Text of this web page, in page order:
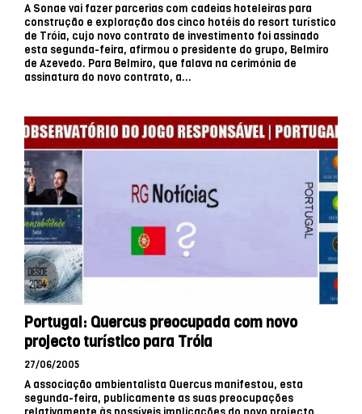
A Sonae vai fazer parcerias com cadeias hoteleiras para
construção e exploração dos cinco hotéis do resort turístico
de Tróia, cujo novo contrato de investimento foi assinado
esta segunda-feira, afirmou o presidente do grupo, Belmiro
de Azevedo. Para Belmiro, que falava na cerimónia de
assinatura do novo contrato, a...
Portugal: Quercus preocupada com novo
projecto turístico para Tróia
27/06/2005
A associação ambientalista Quercus manifestou, esta
segunda-feira, publicamente as suas preocupações